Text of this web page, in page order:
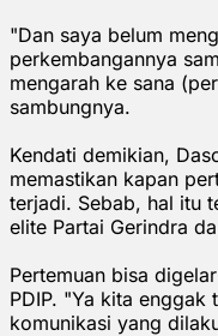
"Dan saya belum
perkembangannya
mengarah ke sana
sambungnya.
Kendati demikian,
memastikan kapan
terjadi. Sebab, hal itu
elite Partai Gerindra
Pertemuan bisa
PDIP. "Ya kita
komunikasi yang